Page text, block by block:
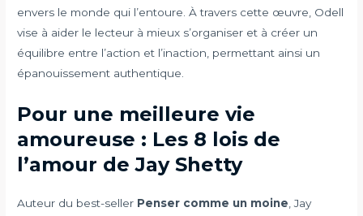
envers le monde qui l’entoure. À travers cette œuvre, Odell
vise à aider le lecteur à mieux s’organiser et à créer un
équilibre entre l’action et l’inaction, permettant ainsi un
épanouissement authentique.
Pour une meilleure vie
amoureuse : Les 8 lois de
l’amour de Jay Shetty
Auteur du best-seller Penser comme un moine, Jay